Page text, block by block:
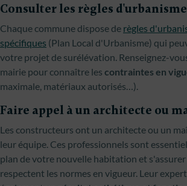
Consulter les règles d'urbanisme
Chaque commune dispose de règles
spécifiques (Plan Local d'Urbanisme) qui
votre projet de surélévation. Renseignez-
mairie pour connaître les contraintes en
maximale, matériaux autorisés…).
Faire appel à un architecte ou
Les constructeurs ont un architecte ou un
leur équipe. Ces professionnels sont
plan de votre nouvelle habitation et
respectent les normes en vigueur. Leur